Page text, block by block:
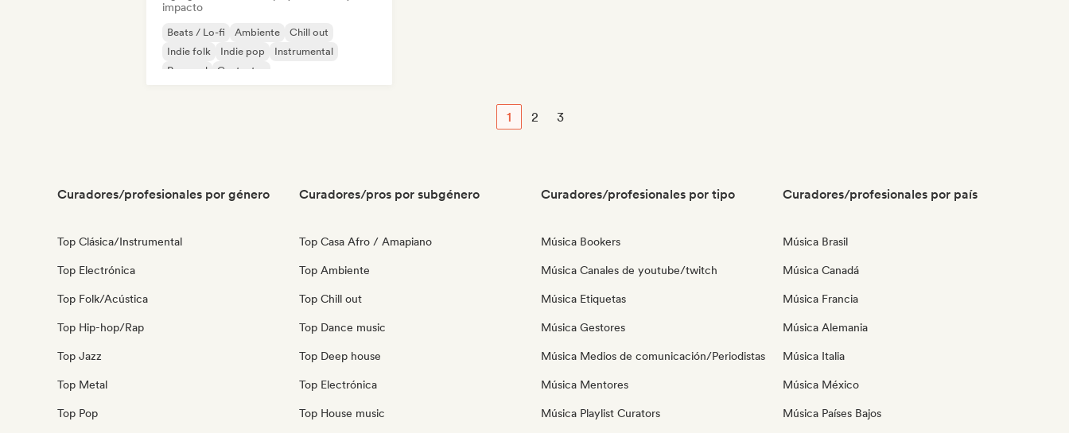
impacto
Beats / Lo-fi Ambiente
Chill out
Indie folk
Indie pop
Instrumental
Pop soul
Cantautor
1 2 3
Curadores/profesionales por género
Top Clásica/Instrumental
Top Electrónica
Top Folk/Acústica
Top Hip-hop/Rap
Top Jazz
Top Metal
Top Pop
Curadores/pros por subgénero
Top Casa Afro / Amapiano
Top Ambiente
Top Chill out
Top Dance music
Top Deep house
Top Electrónica
Top House music
Curadores/profesionales por tipo
Música Bookers
Música Canales de youtube/twitch
Música Etiquetas
Música Gestores
Música Medios de comunicación/Periodistas
Música Mentores
Música Playlist Curators
Curadores/profesionales por país
Música Brasil
Música Canadá
Música Francia
Música Alemania
Música Italia
Música México
Música Países Bajos